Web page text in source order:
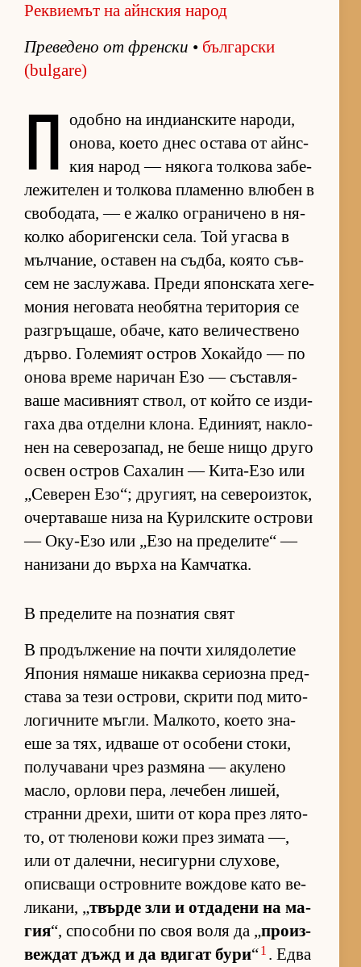
Реквиемът на айнския народ
Пре­ве­дено от френ­ски • бъл­гар­ски
(bulgare)
П о­добно на ин­ди­ан­с­ките на­ро­ди,
оно­ва, ко­ето днес ос­тава от айн­с­
кия на­род — ня­кога тол­кова за­бе­
ле­жи­те­лен и тол­кова пла­менно влю­бен в
сво­бо­да­та, — е жалко ог­ра­ни­чено в ня­
колко або­ри­ген­ски се­ла. Той угасва в
мъл­ча­ние, ос­та­вен на съд­ба, ко­ято съв­
сем не зас­лу­жа­ва. Преди япон­с­ката хе­ге­
мо­ния не­го­вата не­о­бятна те­ри­то­рия се
раз­г­ръ­ща­ше, оба­че, като ве­ли­чес­т­вено
дър­во. Го­ле­мият ос­т­ров Хо­кайдо — по
онова време на­ри­чан Езо — със­тав­ля­
ваше ма­сив­ният ствол, от който се из­ди­
гаха два от­делни кло­на. Еди­ни­ят, нак­ло­
нен на се­ве­ро­за­пад, не беше нищо друго
ос­вен ос­т­ров Са­ха­лин — Ки­та-Езо или
„Се­ве­рен Езо“; дру­ги­ят, на се­ве­ро­из­ток,
очер­та­ваше низа на Ку­рил­с­ките ос­т­рови
— Оку-Езо или „Езо на пре­де­ли­те“ —
на­ни­зани до върха на Кам­чат­ка.
В пределите на познатия свят
В про­дъл­же­ние на почти хи­ля­до­ле­тие
Япо­ния ня­маше ни­каква се­ри­озна пред­
с­тава за тези ос­т­ро­ви, скрити под ми­то­
ло­гич­ните мъг­ли. Мал­ко­то, ко­ето зна­
еше за тях, ид­ваше от осо­бени сто­ки,
по­лу­ча­вани чрез раз­мяна — аку­лено
мас­ло, ор­лови пе­ра, ле­че­бен ли­шей,
странни дре­хи, шити от кора през ля­то­
то, от тю­ле­нови кожи през зи­мата —,
или от да­леч­ни, не­си­гурни слу­хо­ве,
опис­ващи ос­т­ров­ните вож­дове като ве­
ли­ка­ни, „твърде зли и от­да­дени на ма­
гия“, спо­собни по своя воля да „про­из­
веж­дат дъжд и да вди­гат бури“1 . Едва